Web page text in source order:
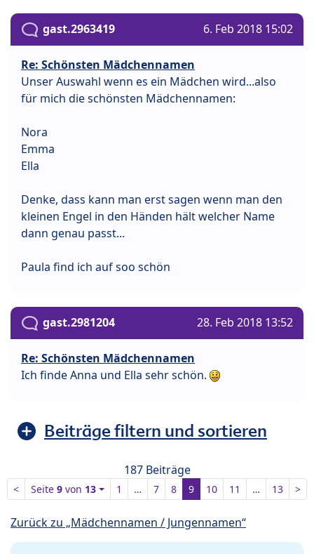
gast.2963419 6. Feb 2018 15:02
Re: Schönsten Mädchennamen
Unser Auswahl wenn es ein Mädchen wird...also
für mich die schönsten Mädchennamen:
Nora
Emma
Ella
Denke, dass kann man erst sagen wenn man den
kleinen Engel in den Händen hält welcher Name
dann genau passt...
Paula find ich auf soo schön
gast.2981204 28. Feb 2018 13:52
Re: Schönsten Mädchennamen
Ich finde Anna und Ella sehr schön.
Beiträge filtern und sortieren
187 Beiträge
< Seite9 von 13 1 … 7 8 9 10 11 … 13 >
Zurück zu „Mädchennamen / Jungennamen“